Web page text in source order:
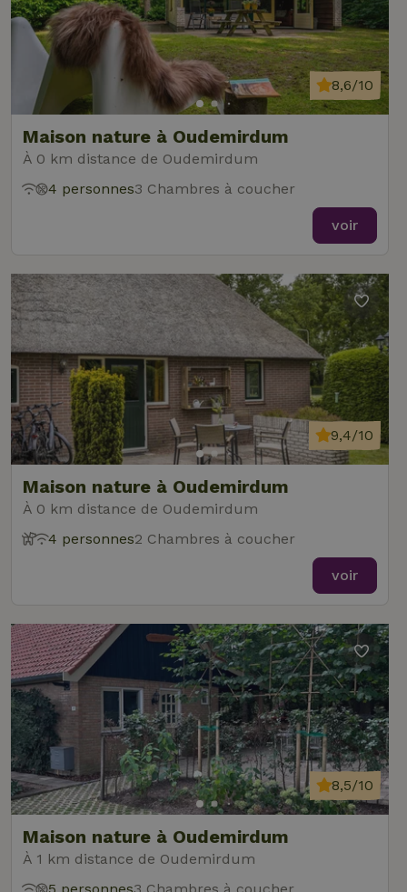
Maison nature à Oudemirdum
À 0 km distance de Oudemirdum
8,6/10
4 personnes3 Chambres à coucher
voir
Maison nature à Oudemirdum
À 0 km distance de Oudemirdum
9,4/10
4 personnes2 Chambres à coucher
voir
Maison nature à Oudemirdum
À 1 km distance de Oudemirdum
8,5/10